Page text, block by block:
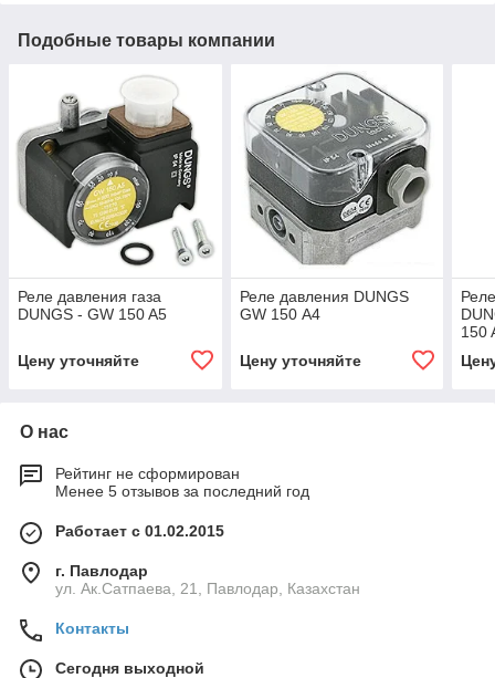
Подобные товары компании
Реле давления газа
DUNGS - GW 150 A5
Цену уточняйте
Реле давления DUNGS
GW 150 А4
Цену уточняйте
150
О нас
Рейтинг не сформирован
Менее 5 отзывов за последний год
Работает с 01.02.2015
г. Павлодар
ул. Ак.Сатпаева, 21, Павлодар, Казахстан
Контакты
Сегодня выходной